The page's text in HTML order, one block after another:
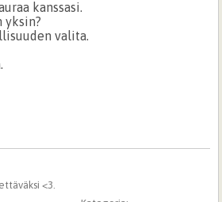
kanssasi.
valita.
<3.